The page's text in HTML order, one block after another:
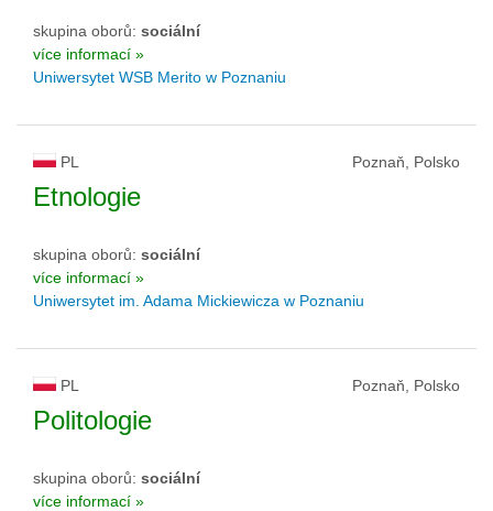
skupina oborů: sociální
více informací »
Uniwersytet WSB Merito w Poznaniu
PL Poznaň, Polsko
Etnologie
skupina oborů: sociální
více informací »
Uniwersytet im. Adama Mickiewicza w Poznaniu
PL Poznaň, Polsko
Politologie
skupina oborů: sociální
více informací »